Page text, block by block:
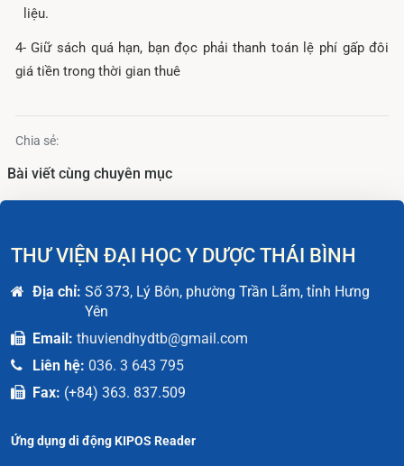
liệu.
4- Giữ sách quá hạn, bạn đọc phải thanh toán lệ phí gấp đôi
giá tiền trong thời gian thuê
Chia sẻ:
Bài viết cùng chuyên mục
THƯ VIỆN ĐẠI HỌC Y DƯỢC THÁI BÌNH
Địa chỉ: Số 373, Lý Bôn, phường Trần Lãm, tỉnh Hưng
Yên
Email: thuviendhydtb@gmail.com
Liên hệ: 036. 3 643 795
Fax: (+84) 363. 837.509
Ứng dụng di động KIPOS Reader